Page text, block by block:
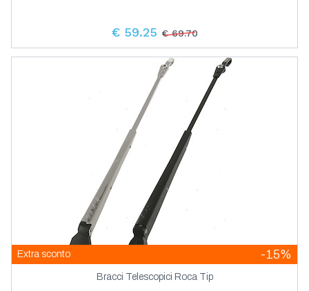
€ 59.25 € 69.70
Extra sconto -15%
Bracci Telescopici Roca Tip